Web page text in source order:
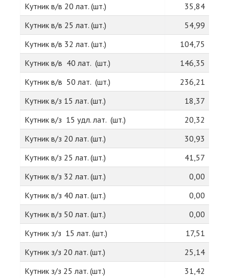
Кутник в/в 20 лат. (шт.)
35,84
Кутник в/в 25 лат. (шт.)
54,99
Кутник в/в 32 лат. (шт.)
104,75
Кутник в/в 40 лат. (шт.)
146,35
Кутник в/в 50 лат. (шт.)
236,21
Кутник в/з 15 лат. (шт.)
18,37
Кутник в/з 15 удл. лат. (шт.)
20,32
Кутник в/з 20 лат. (шт.)
30,93
Кутник в/з 25 лат. (шт.)
41,57
Кутник в/з 32 лат. (шт.)
0,00
Кутник в/з 40 лат. (шт.)
0,00
Кутник в/з 50 лат. (шт.)
0,00
Кутник з/з 15 лат. (шт.)
17,51
Кутник з/з 20 лат. (шт.)
25,14
Кутник з/з 25 лат. (шт.)
31,42